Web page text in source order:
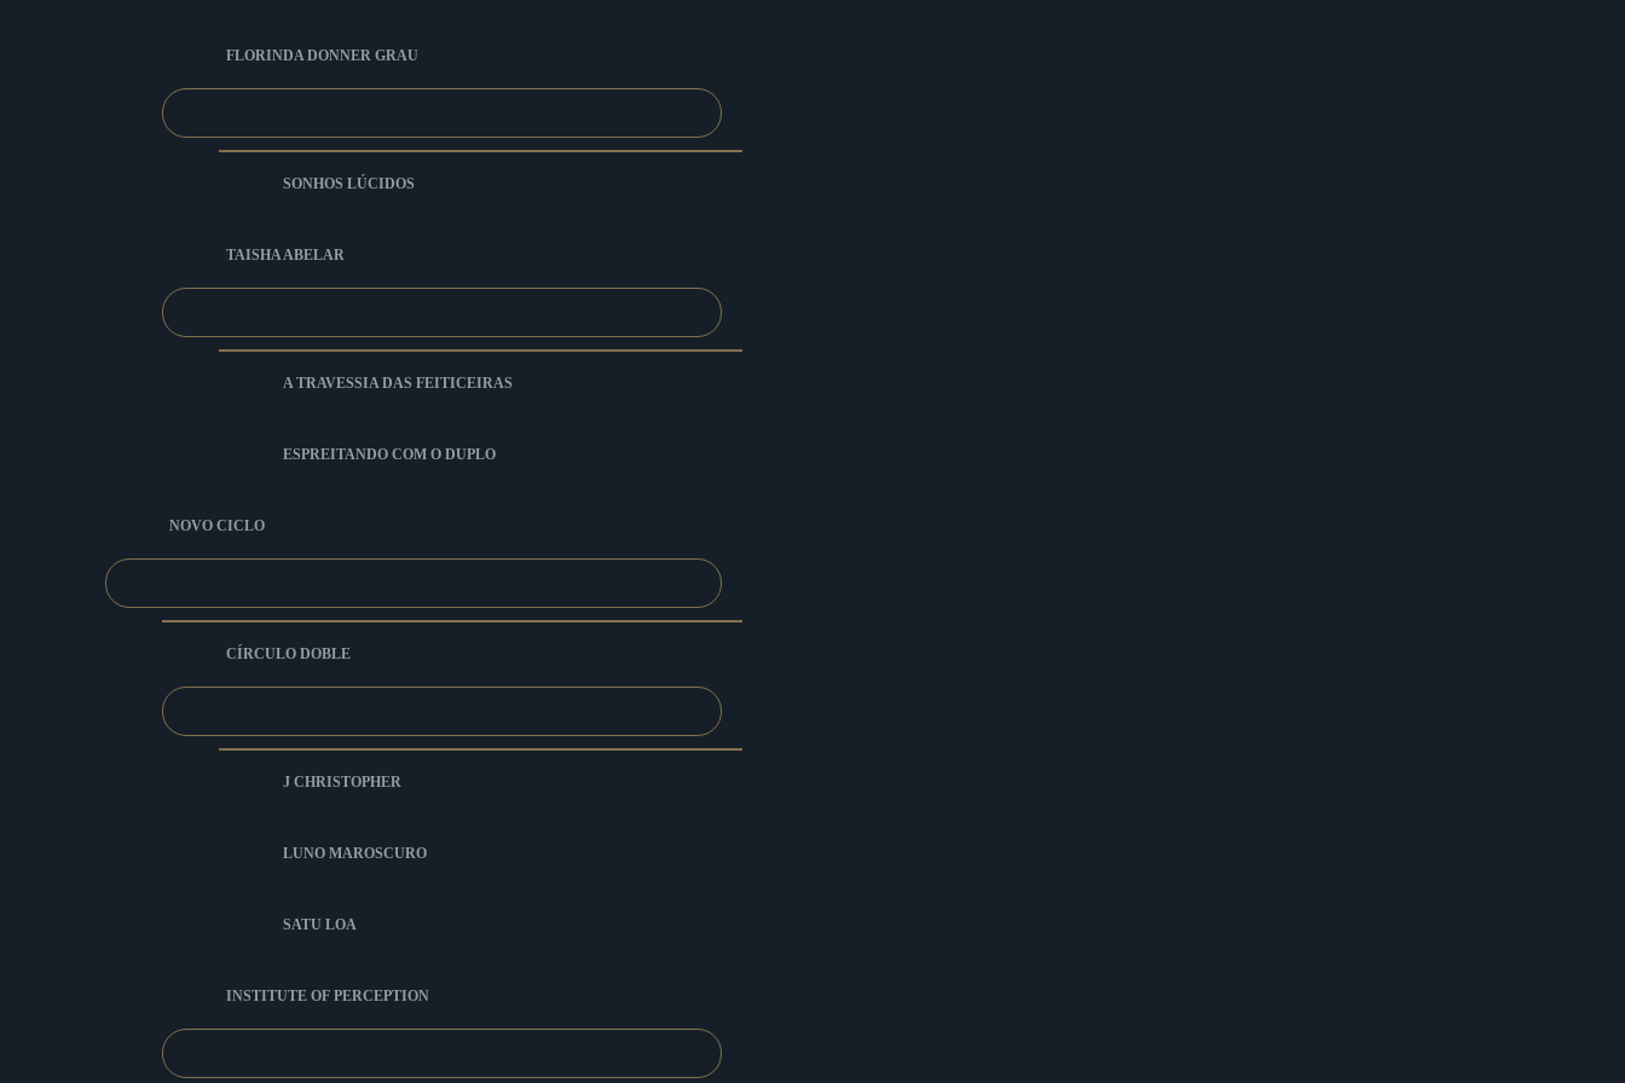
FLORINDA DONNER GRAU
SONHOS LÚCIDOS
TAISHA ABELAR
A TRAVESSIA DAS FEITICEIRAS
ESPREITANDO COM O DUPLO
NOVO CICLO
CÍRCULO DOBLE
J CHRISTOPHER
LUNO MAROSCURO
SATU LOA
INSTITUTE OF PERCEPTION